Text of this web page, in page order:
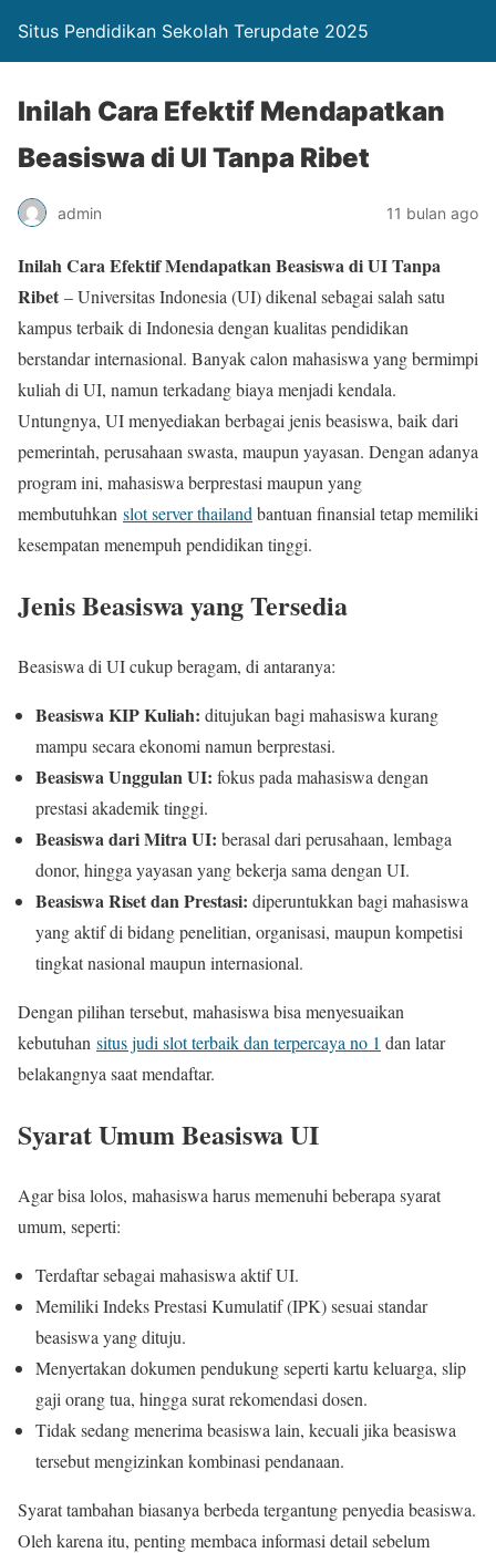
Situs Pendidikan Sekolah Terupdate 2025
Inilah Cara Efektif Mendapatkan
Beasiswa di UI Tanpa Ribet
admin 11 bulan ago
Inilah Cara Efektif Mendapatkan Beasiswa di UI Tanpa
Ribet – Universitas Indonesia (UI) dikenal sebagai salah satu
kampus terbaik di Indonesia dengan kualitas pendidikan
berstandar internasional. Banyak calon mahasiswa yang bermimpi
kuliah di UI, namun terkadang biaya menjadi kendala.
Untungnya, UI menyediakan berbagai jenis beasiswa, baik dari
pemerintah, perusahaan swasta, maupun yayasan. Dengan adanya
program ini, mahasiswa berprestasi maupun yang
membutuhkan slot server thailand bantuan finansial tetap memiliki
kesempatan menempuh pendidikan tinggi.
Jenis Beasiswa yang Tersedia
Beasiswa di UI cukup beragam, di antaranya:
Beasiswa KIP Kuliah: ditujukan bagi mahasiswa kurang
mampu secara ekonomi namun berprestasi.
Beasiswa Unggulan UI: fokus pada mahasiswa dengan
prestasi akademik tinggi.
Beasiswa dari Mitra UI: berasal dari perusahaan, lembaga
donor, hingga yayasan yang bekerja sama dengan UI.
Beasiswa Riset dan Prestasi: diperuntukkan bagi mahasiswa
yang aktif di bidang penelitian, organisasi, maupun kompetisi
tingkat nasional maupun internasional.
Dengan pilihan tersebut, mahasiswa bisa menyesuaikan
kebutuhan situs judi slot terbaik dan terpercaya no 1 dan latar
belakangnya saat mendaftar.
Syarat Umum Beasiswa UI
Agar bisa lolos, mahasiswa harus memenuhi beberapa syarat
umum, seperti:
Terdaftar sebagai mahasiswa aktif UI.
Memiliki Indeks Prestasi Kumulatif (IPK) sesuai standar
beasiswa yang dituju.
Menyertakan dokumen pendukung seperti kartu keluarga, slip
gaji orang tua, hingga surat rekomendasi dosen.
Tidak sedang menerima beasiswa lain, kecuali jika beasiswa
tersebut mengizinkan kombinasi pendanaan.
Syarat tambahan biasanya berbeda tergantung penyedia beasiswa.
Oleh karena itu, penting membaca informasi detail sebelum